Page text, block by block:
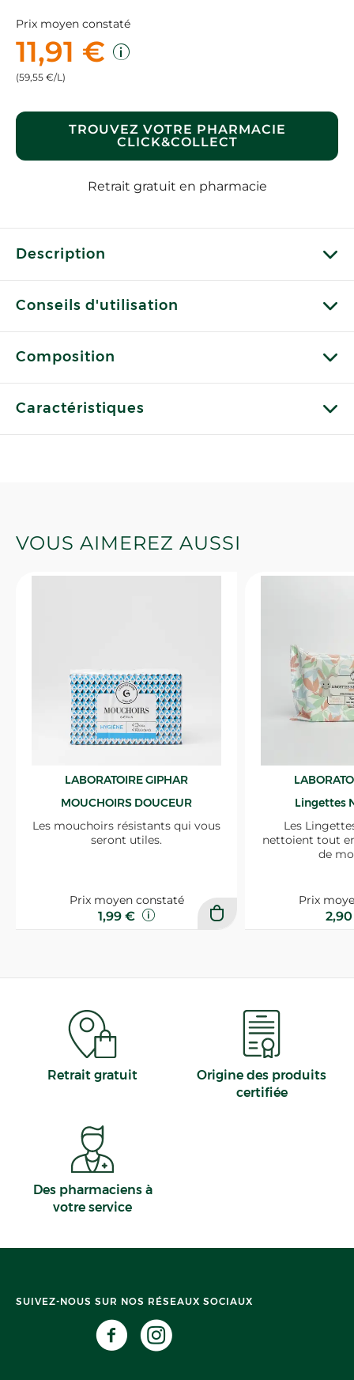
Prix moyen constaté
11,91 €
(59,55 €/L)
TROUVEZ VOTRE PHARMACIE
CLICK&COLLECT
Retrait gratuit en pharmacie
Description
Conseils d'utilisation
Composition
Caractéristiques
VOUS AIMEREZ AUSSI
LABORATOIRE GIPHAR
MOUCHOIRS DOUCEUR
Les mouchoirs résistants qui vous
seront utiles.
Prix moyen constaté
1,99 €
Lingettes
Les
nettoient tout
de
Prix
Retrait gratuit
Origine des produits
certifiée
Des pharmaciens à
votre service
SUIVEZ-NOUS SUR NOS RÉSEAUX SOCIAUX